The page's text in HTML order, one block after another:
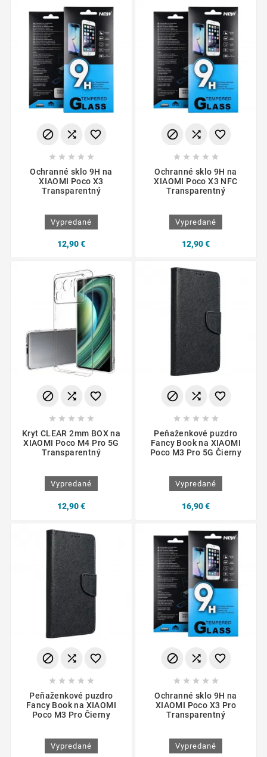
  
    
Ochranné sklo 9H na
XIAOMI Poco X3
Transparentný
Vypredané
12,90 €
  
    
Ochranné sklo 9H na
XIAOMI Poco X3 NFC
Transparentný
Vypredané
12,90 €
  
    
Kryt CLEAR 2mm BOX na
XIAOMI Poco M4 Pro 5G
Transparentný
Vypredané
12,90 €
  
    
Peňaženkové puzdro
Fancy Book na XIAOMI
Poco M3 Pro 5G Čierny
Vypredané
16,90 €
  
    
Peňaženkové puzdro
Fancy Book na XIAOMI
Poco M3 Pro Čierny
Vypredané
  
    
Ochranné sklo 9H na
XIAOMI Poco X3 Pro
Transparentný
Vypredané